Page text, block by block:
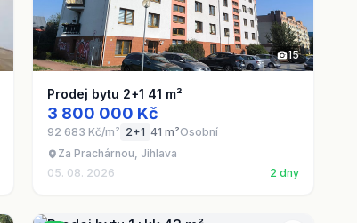
15
Prodej bytu 2+1 41 m²
3 800 000 Kč
92 683 Kč/m² 2+1 41 m²Osobní
Za Prachárnou, Jihlava
05. 08. 2026
2 dny